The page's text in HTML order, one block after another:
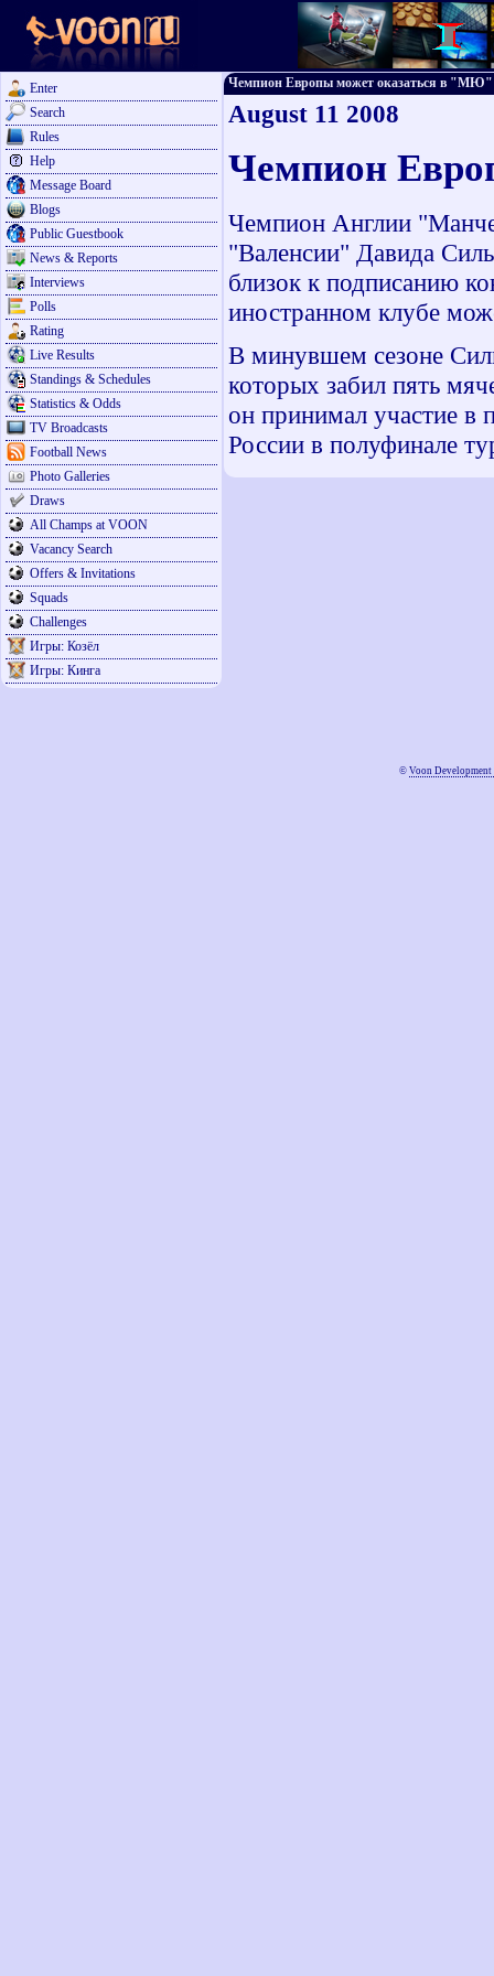
Enter
Search
Rules
Help
Message Board
Blogs
Public Guestbook
News & Reports
Interviews
Polls
Rating
Live Results
Standings & Schedules
Statistics & Odds
TV Broadcasts
Football News
Photo Galleries
Draws
All Champs at VOON
Vacancy Search
Offers & Invitations
Squads
Challenges
Игры: Козёл
Игры: Кинга
Чемпион Европы может оказаться в "МЮ" -
August 11 2008
Чемпион
Чемпион Англии
"Валенсии" Давида
близок к подписанию
иностранном клубе
В минувшем сезоне
которых забил пять
он принимал участие в
России в полуфинале
© Voon Development